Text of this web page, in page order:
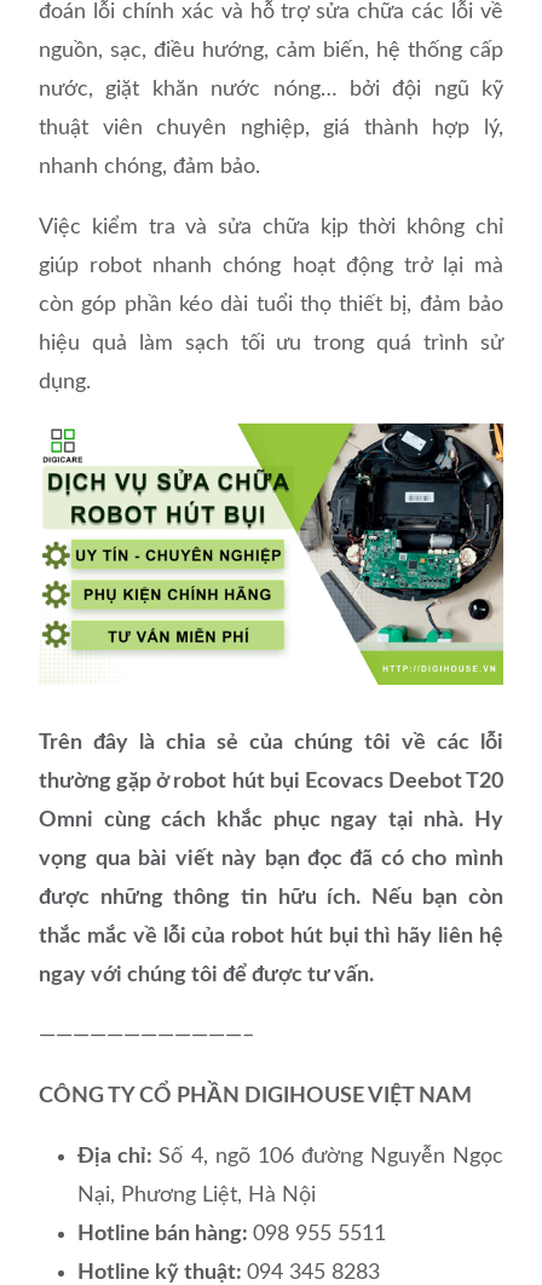
đoán lỗi chính xác và hỗ trợ sửa chữa các lỗi về
nguồn, sạc, điều hướng, cảm biến, hệ thống cấp
nước, giặt khăn nước nóng… bởi đội ngũ kỹ
thuật viên chuyên nghiệp, giá thành hợp lý,
nhanh chóng, đảm bảo.
Việc kiểm tra và sửa chữa kịp thời không chỉ
giúp robot nhanh chóng hoạt động trở lại mà
còn góp phần kéo dài tuổi thọ thiết bị, đảm bảo
hiệu quả làm sạch tối ưu trong quá trình sử
dụng.
Trên đây là chia sẻ của chúng tôi về các lỗi
thường gặp ở robot hút bụi Ecovacs Deebot T20
Omni cùng cách khắc phục ngay tại nhà. Hy
vọng qua bài viết này bạn đọc đã có cho mình
được những thông tin hữu ích. Nếu bạn còn
thắc mắc về lỗi của robot hút bụi thì hãy liên hệ
ngay với chúng tôi để được tư vấn.
————————————–
CÔNG TY CỔ PHẦN DIGIHOUSE VIỆT NAM
Địa chỉ:Số 4, ngõ 106 đường Nguyễn Ngọc
Nại, Phương Liệt, Hà Nội
Hotline bán hàng:098 955 5511
Hotline kỹ thuật:094 345 8283